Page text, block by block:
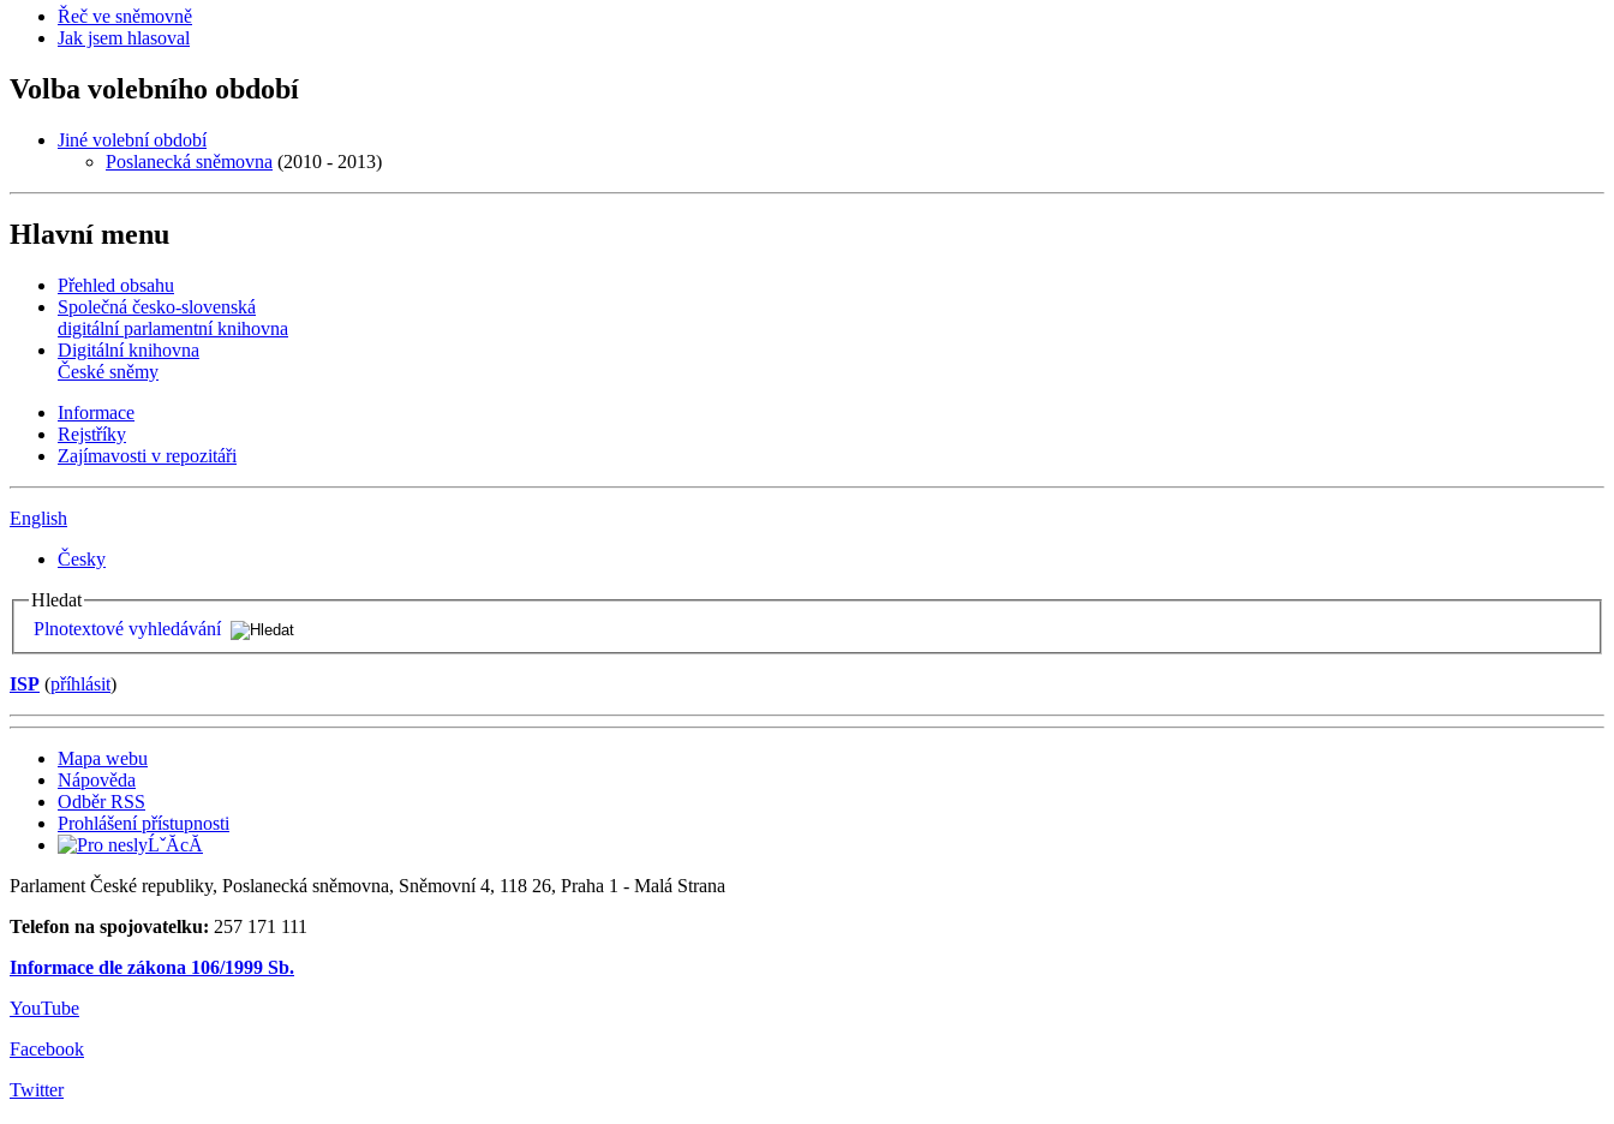
Řeč ve sněmovně
Jak jsem hlasoval
Volba volebního období
Jiné volební období
Poslanecká sněmovna (2010 - 2013)
Hlavní menu
Přehled obsahu
Společná česko-slovenská
digitální parlamentní knihovna
Digitální knihovna
České sněmy
Informace
Rejstříky
Zajímavosti v repozitáři
English
Česky
Hledat
Plnotextové vyhledávání
ISP (příhlásit)
Mapa webu
Nápověda
Odběr RSS
Prohlášení přístupnosti
Parlament České republiky, Poslanecká sněmovna, Sněmovní 4, 118 26, Praha 1 - Malá Strana
Telefon na spojovatelku: 257 171 111
Informace dle zákona 106/1999 Sb.
YouTube
Facebook
Twitter